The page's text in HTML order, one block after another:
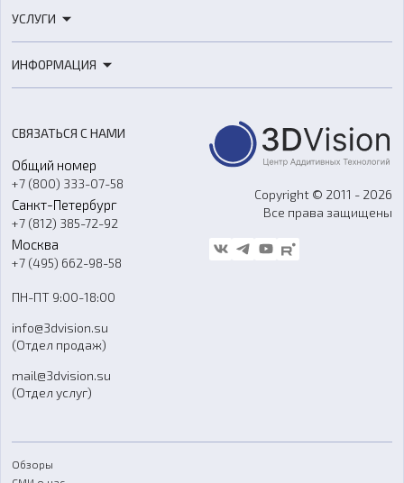
3D-сканеры
Расходные материалы
Оборудование и материалы для вакуумного литья
Аксессуары и прочее оборудование
Программное обеспечение
УСЛУГИ
3D-моделирование
Ремонт и услуги
ИНФОРМАЦИЯ
О компании
Контакты
Гос. закупки
Стать дилером
Блог
FAQ
СВЯЗАТЬСЯ С НАМИ
Общий номер
+7 (800) 333-07-58
Санкт-Петербург
+7 (812) 385-72-92
Москва
+7 (495) 662-98-58
ПН-ПТ 9:00-18:00
info@3dvision.su
(Отдел продаж)
mail@3dvision.su
(Отдел услуг)
Copyright © 2011 - 2026
Все права защищены
Обзоры